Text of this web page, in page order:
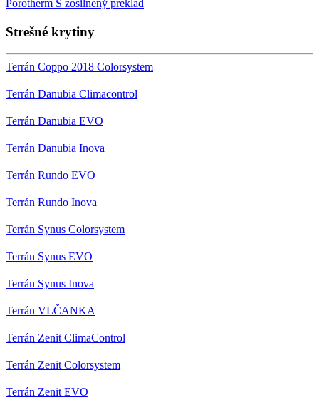
Porotherm S zosilnený preklad
Strešné krytiny
Terrán Coppo 2018 Colorsystem
Terrán Danubia Climacontrol
Terrán Danubia EVO
Terrán Danubia Inova
Terrán Rundo EVO
Terrán Rundo Inova
Terrán Synus Colorsystem
Terrán Synus EVO
Terrán Synus Inova
Terrán VLČANKA
Terrán Zenit ClimaControl
Terrán Zenit Colorsystem
Terrán Zenit EVO